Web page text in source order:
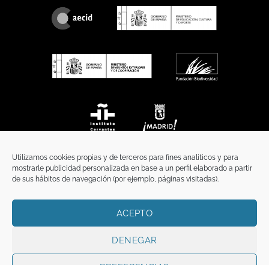
Utilizamos cookies propias y de terceros para fines analíticos y para
mostrarle publicidad personalizada en base a un perfil elaborado a partir
de sus hábitos de navegación (por ejemplo, páginas visitadas).
ACEPTO
DENEGAR
TÉRMINOS Y CONDICIONES
Copyright 2026 ©FunciFUNCI es titular de los derechos de propiedad